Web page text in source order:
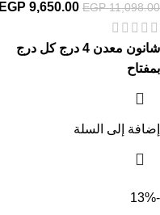
EGP11,098.00
EGP 9,650.00
شانون معدن 4 درج كل درج
بمفتاح
إضافة إلى السلة
-13%